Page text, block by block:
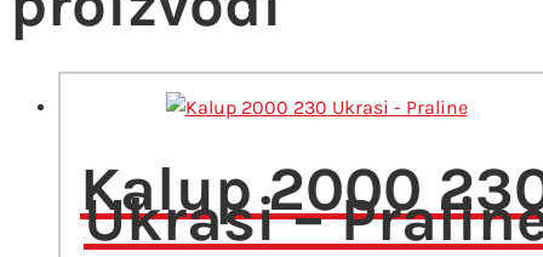
Kalup 2000
Ukrasi –